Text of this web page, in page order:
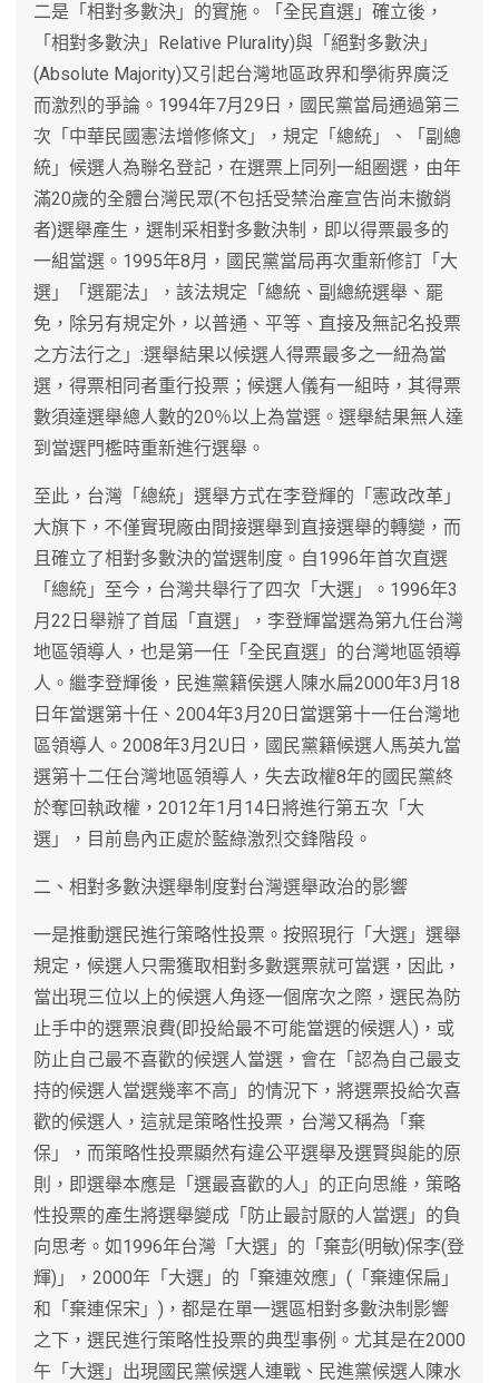
二是「相對多數決」的實施。「全民直選」確立後，
「相對多數決」Relative Plurality)與「絕對多數決」
(Absolute Majority)又引起台灣地區政界和學術界廣泛
而激烈的爭論。1994年7月29日，國民黨當局通過第三
次「中華民國憲法增修條文」，規定「總統」、「副總
統」候選人為聯名登記，在選票上同列一組圈選，由年
滿20歲的全體台灣民眾(不包括受禁治產宣告尚未撤銷
者)選舉產生，選制采相對多數決制，即以得票最多的
一組當選。1995年8月，國民黨當局再次重新修訂「大
選」「選罷法」，該法規定「總統、副總統選舉、罷
免，除另有規定外，以普通、平等、直接及無記名投票
之方法行之」:選舉結果以候選人得票最多之一紐為當
選，得票相同者重行投票；候選人儀有一組時，其得票
數須達選舉總人數的20％以上為當選。選舉結果無人達
到當選門檻時重新進行選舉。
至此，台灣「總統」選舉方式在李登輝的「憲政改革」
大旗下，不僅實現廠由間接選舉到直接選舉的轉變，而
且確立了相對多數決的當選制度。自1996年首次直選
「總統」至今，台灣共舉行了四次「大選」。1996年3
月22日舉辦了首屆「直選」，李登輝當選為第九任台灣
地區領導人，也是第一任「全民直選」的台灣地區領導
人。繼李登輝後，民進黨籍侯選人陳水扁2000年3月18
日年當選第十任、2004年3月20日當選第十一任台灣地
區領導人。2008年3月2U日，國民黨籍候選人馬英九當
選第十二任台灣地區領導人，失去政權8年的國民黨終
於奪回執政權，2012年1月14日將進行第五次「大
選」，目前島內正處於藍綠激烈交鋒階段。
二、相對多數決選舉制度對台灣選舉政治的影響
一是推動選民進行策略性投票。按照現行「大選」選舉
規定，候選人只需獲取相對多數選票就可當選，因此，
當出現三位以上的候選人角逐一個席次之際，選民為防
止手中的選票浪費(即投給最不可能當選的候選人)，或
防止自己最不喜歡的候選人當選，會在「認為自己最支
持的候選人當選幾率不高」的情況下，將選票投給次喜
歡的候選人，這就是策略性投票，台灣又稱為「棄
保」，而策略性投票顯然有違公平選舉及選賢與能的原
則，即選舉本應是「選最喜歡的人」的正向思維，策略
性投票的產生將選舉變成「防止最討厭的人當選」的負
向思考。如1996年台灣「大選」的「棄彭(明敏)保李(登
輝)」，2000年「大選」的「棄連效應」(「棄連保扁」
和「棄連保宋」)，都是在單一選區相對多數決制影響
之下，選民進行策略性投票的典型事例。尤其是在2000
午「大選」出現國民黨候選人連戰、民進黨候選人陳水